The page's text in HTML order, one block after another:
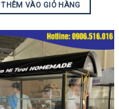
THÊM VÀO GIỎ HÀNG